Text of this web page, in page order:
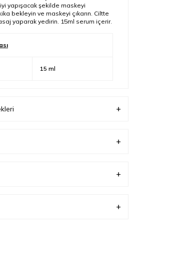
yapışacak şekilde maskeyi
bekleyin ve maskeyi çıkarın. Ciltte
yaparak yedirin. 15ml serum içerir.
15 ml